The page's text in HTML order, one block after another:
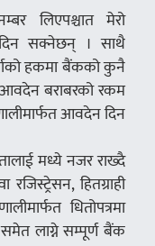
लिएपश्चात मेरो
सक्नेछन् । साथै
हकमा बैंकको कुनै
आवदेन बराबरको रकम
आवदेन दिन
मध्ये नजर राख्दै
हितग्राही
धितोपत्रमा
समेत लाग्ने सम्पूर्ण बैंक